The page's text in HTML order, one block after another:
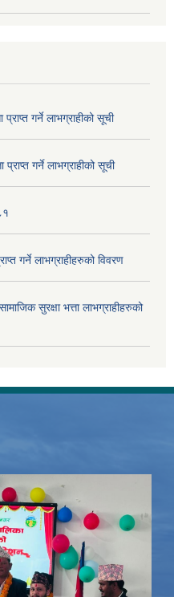
गर्ने लाभग्राहीको सूची
गर्ने लाभग्राहीको सूची
गर्ने लाभग्राहीहरुको विवरण
सुरक्षा भत्ता लाभग्राहीहरुको